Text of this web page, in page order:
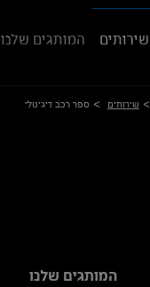
שירותים המותגים שלנו
> שירותים > ספר רכב דיגיטלי
המותגים שלנו